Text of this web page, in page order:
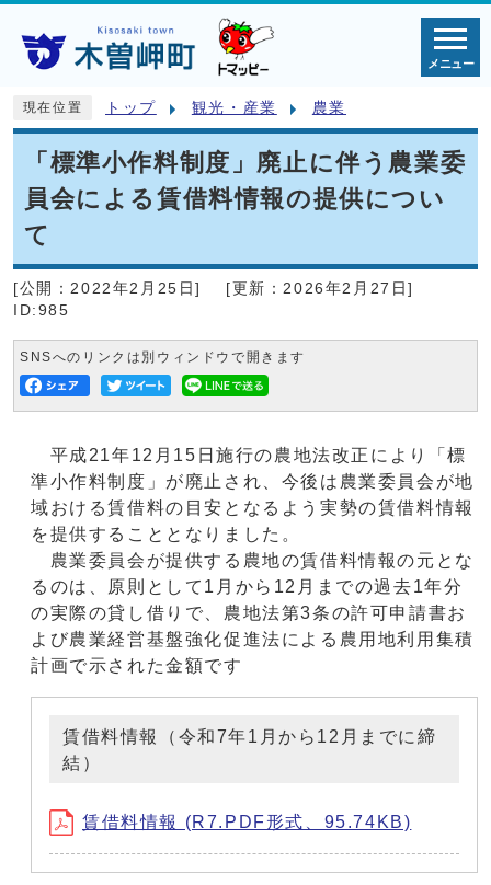
メニュー
現在位置 トップ 観光・産業 農業
「標準小作料制度」廃止に伴う農業委
員会による賃借料情報の提供につい
て
[公開： 2022年2月25日] [更新： 2026年2月27日]
ID:985
SNSへのリンクは別ウィンドウで開きます
平成21年12月15日施行の農地法改正により「標
準小作料制度」が廃止され、今後は農業委員会が地
域おける賃借料の目安となるよう実勢の賃借料情報
を提供することとなりました。
農業委員会が提供する農地の賃借料情報の元とな
るのは、原則として1月から12月までの過去1年分
の実際の貸し借りで、農地法第3条の許可申請書お
よび農業経営基盤強化促進法による農用地利用集積
計画で示された金額です
賃借料情報（令和7年1月から12月までに締
結）
賃借料情報 (R7.PDF形式、95.74KB)